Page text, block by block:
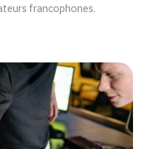
francophones.